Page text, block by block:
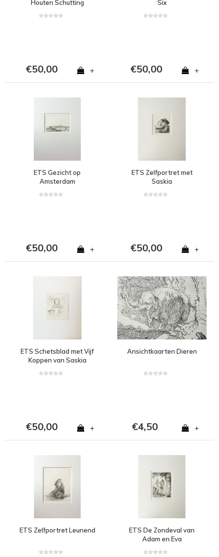
Houten Schutting
€50,00 +
Six
€50,00 +
ETS Gezicht op
Amsterdam
€50,00 +
ETS Zelfportret met
Saskia
€50,00 +
ETS Schetsblad met Vijf
Koppen van Saskia
€50,00 +
Ansichtkaarten Dieren
€4,50 +
ETS Zelfportret Leunend
ETS De Zondeval van
Adam en Eva